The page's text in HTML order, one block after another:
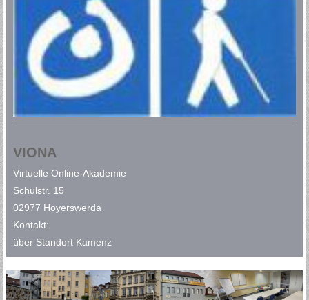
VIONA
Virtuelle Online-Akademie
Schulstr. 15
02977 Hoyerswerda
Kontakt:
über Standort Kamenz